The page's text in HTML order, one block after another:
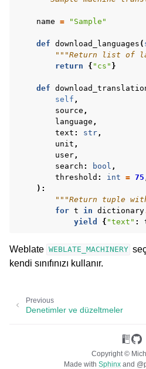
name = "Sample"
def download_languages (
"""Return list of
return
{ "cs" }
def
self ,
source ,
language ,
text : str ,
unit ,
user ,
search : bool ,
threshold : int = 75
):
"""Return tuple
for t in dictionary
yield
{ "text" :
Weblate WEBLATE_MACHINERY
kendi sınıfınızı kullanır.
Previous
Denetimler ve düzeltmeler
Copyright ©
Made with Sphinx and